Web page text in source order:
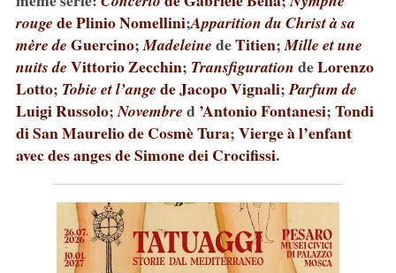
rouge de Plinio Nomellini;Apparition du Christ à sa
mère de Guercino;Madeleine deTitien;Mille et une
nuits de Vittorio Zecchin; Transfiguration deLorenzo
Lotto; Tobie et l’ange de Jacopo Vignali;Parfum de
Luigi Russolo;Novembre d’Antonio Fontanesi;Tondi
di San Maurelio de Cosmè Tura;Vierge à l’enfant
avec des anges de Simone dei Crocifissi.